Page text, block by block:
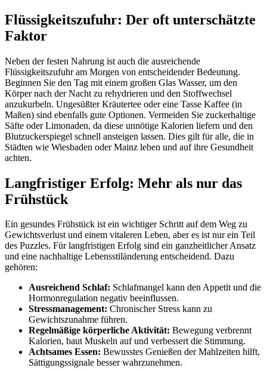
Flüssigkeitszufuhr: Der oft unterschätzte
Faktor
Neben der festen Nahrung ist auch die ausreichende
Flüssigkeitszufuhr am Morgen von entscheidender Bedeutung.
Beginnen Sie den Tag mit einem großen Glas Wasser, um den
Körper nach der Nacht zu rehydrieren und den Stoffwechsel
anzukurbeln. Ungesüßter Kräutertee oder eine Tasse Kaffee (in
Maßen) sind ebenfalls gute Optionen. Vermeiden Sie zuckerhaltige
Säfte oder Limonaden, da diese unnötige Kalorien liefern und den
Blutzuckerspiegel schnell ansteigen lassen. Dies gilt für alle, die in
Städten wie Wiesbaden oder Mainz leben und auf ihre Gesundheit
achten.
Langfristiger Erfolg: Mehr als nur das
Frühstück
Ein gesundes Frühstück ist ein wichtiger Schritt auf dem Weg zu
Gewichtsverlust und einem vitaleren Leben, aber es ist nur ein Teil
des Puzzles. Für langfristigen Erfolg sind ein ganzheitlicher Ansatz
und eine nachhaltige Lebensstiländerung entscheidend. Dazu
gehören:
Ausreichend Schlaf: Schlafmangel kann den Appetit und die
Hormonregulation negativ beeinflussen.
Stressmanagement: Chronischer Stress kann zu
Gewichtszunahme führen.
Regelmäßige körperliche Aktivität: Bewegung verbrennt
Kalorien, baut Muskeln auf und verbessert die Stimmung.
Achtsames Essen: Bewusstes Genießen der Mahlzeiten hilft,
Sättigungssignale besser wahrzunehmen.